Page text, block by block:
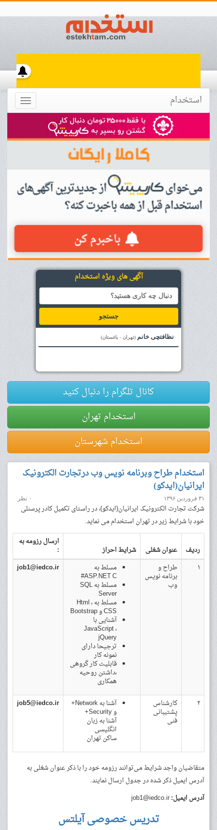
Toggle استخدام
آگهی های ویژه استخدام
جستجو
نظافتچی خانم (تهران - باغستان)
کانال تلگرام را دنبال کنید
استخدام تهران
استخدام شهرستان
استخدام طراح وبرنامه نویس وب درتجارت الکترونیک
ایرانیان(ایدکو)
۳۱ فروردین ۱۳۹۶ ۰ نظر
شرکت تجارت الکترونیک ایرانیان(ایدکو)، در راستای تکمیل کادر پرسنلی
خود با شرایط زیر در تهران استخدام می نماید.
ردیف عنوان شغلی شرایط احراز
ارسال رزومه به
:
۱
طراح و
برنامه نویس
وب
مسلط به
ASP.NET C#
مسلط به SQL
Server
مسلط به Html ،
CSS و Bootstrap
آشنایی با
JavaScript ،
jQuery
ترجیحا دارای
نمونه کار
قابلیت کار گروهی
،داشتن روحیه
همکاری
job1@iedco.ir
۲ کارشناس
پشتیبانی
فنی
آشنا به Network+
و Security+
آشنا به زبان
انگلیسی
ساکن تهران
job5@iedco.ir
متقاضیان واجد شرایط می‌توانند رزومه خود را با ذکر عنوان شغلی به
آدرس ایمیل ذکر شده در جدول ارسال نمایند.
آدرس ایمیل:job1@iedco.ir
تدریس خصوصی آیلتس